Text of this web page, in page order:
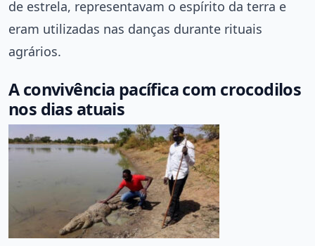
de estrela, representavam o espírito da terra e
eram utilizadas nas danças durante rituais
agrários.
A convivência pacífica com crocodilos
nos dias atuais